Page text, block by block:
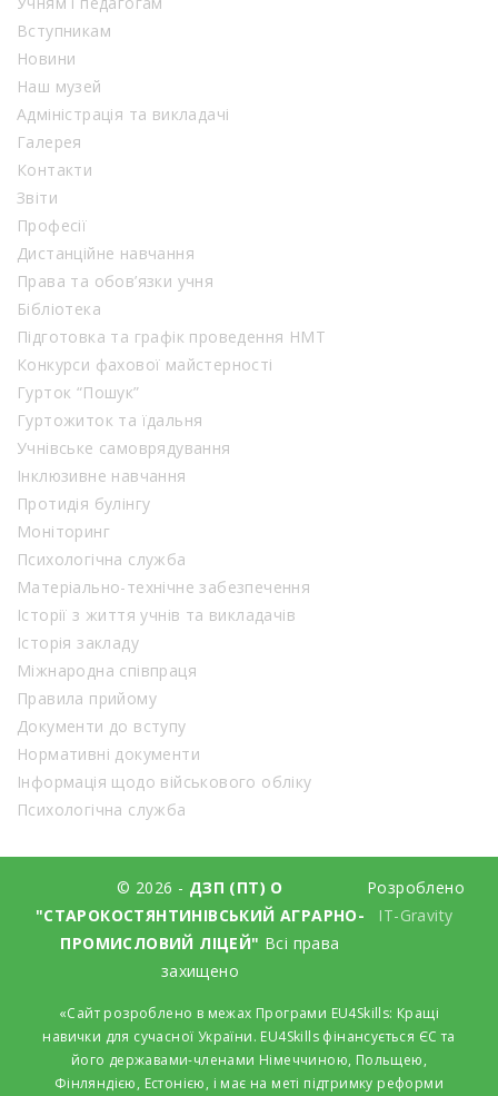
Вступникам
Новини
Наш музей
Адміністрація та викладачі
Галерея
Контакти
Звіти
Професії
Дистанційне навчання
Права та обов’язки учня
Бібліотека
Підготовка та графік проведення НМТ
Конкурси фахової майстерності
Гурток “Пошук”
Гуртожиток та їдальня
Учнівське самоврядування
Інклюзивне навчання
Протидія булінгу
Моніторинг
Психологічна служба
Матеріально-технічне забезпечення
Історії з життя учнів та викладачів
Історія закладу
Міжнародна співпраця
Правила прийому
Документи до вступу
Нормативні документи
Інформація щодо військового обліку
Психологічна служба
© 2026 - ДЗП (ПТ) О
"СТАРОКОСТЯНТИНІВСЬКИЙ АГРАРНО-
ПРОМИСЛОВИЙ ЛІЦЕЙ" Всі права
захищено
Розроблено
IT-Gravity
«Сайт розроблено в межах Програми EU4Skills: Кращі
навички для сучасної України. EU4Skills фінансується ЄС та
його державами-членами Німеччиною, Польщею,
Фінляндією, Естонією, і має на меті підтримку реформи